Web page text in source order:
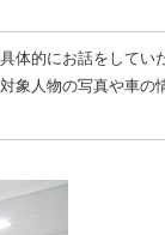
体的にお話をしてい
象人物の写真や車の